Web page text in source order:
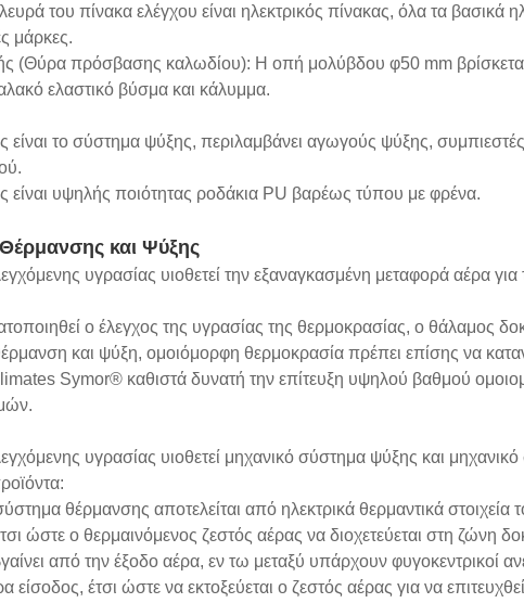
του πίνακα ελέγχου είναι ηλεκτρικός πίνακας, όλα τα βασικά
μάρκες.
(Θύρα πρόσβασης καλωδίου): Η οπή μολύβδου φ50 mm
ελαστικό βύσμα και κάλυμμα.
είναι το σύστημα ψύξης, περιλαμβάνει αγωγούς ψύξης, συμπιεστές,
είναι υψηλής ποιότητας ροδάκια PU βαρέως τύπου με φρένα.
και Ψύξης
υγρασίας υιοθετεί την εξαναγκασμένη μεταφορά αέρα
ο έλεγχος της υγρασίας της θερμοκρασίας, ο θάλαμος
και ψύξη, ομοιόμορφη θερμοκρασία πρέπει επίσης να
Symor® καθιστά δυνατή την επίτευξη υψηλού βαθμού
υγρασίας υιοθετεί μηχανικό σύστημα ψύξης και
θέρμανσης αποτελείται από ηλεκτρικά θερμαντικά
ώστε ο θερμαινόμενος ζεστός αέρας να διοχετεύεται στη ζώνη
από την έξοδο αέρα, εν τω μεταξύ υπάρχουν φυγοκεντρικοί
είσοδος, έτσι ώστε να εκτοξεύεται ο ζεστός αέρας για να